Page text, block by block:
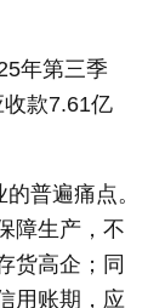
年第三季
款7.61亿
普遍痛点。
障生产，不
货高企；同
用账期，应